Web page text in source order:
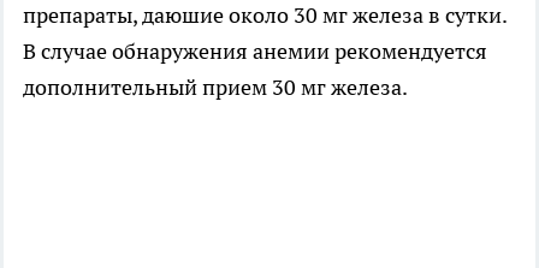
препараты, даюшие около 30 мг железа в сутки.
В случае обнаружения анемии рекомендуется
дополнительный прием 30 мг железа.